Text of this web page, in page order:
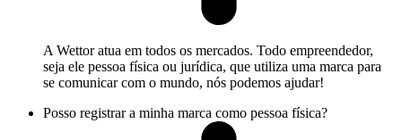
A Wettor atua em todos os mercados. Todo empreendedor,
seja ele pessoa física ou jurídica, que utiliza uma marca para
se comunicar com o mundo, nós podemos ajudar!
Posso registrar a minha marca como pessoa física?